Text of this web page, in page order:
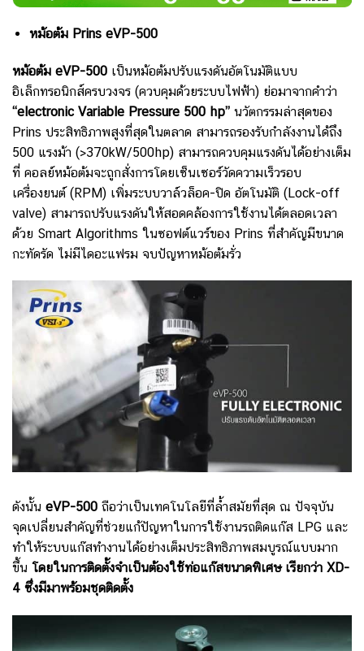
หม้อต้ม Prins eVP-500
หม้อต้ม eVP-500 เป็นหม้อต้มปรับแรงดันอัตโนมัติแบบ
อิเล็กทรอนิกส์ครบวงจร (ควบคุมด้วยระบบไฟฟ้า) ย่อมาจากคำว่า
“electronic Variable Pressure 500 hp” นวัตกรรมล่าสุดของ
Prins ประสิทธิภาพสูงที่สุดในตลาด สามารถรองรับกำลังงานได้ถึง
500 แรงม้า (>370kW/500hp) สามารถควบคุมแรงดันได้อย่างเต็ม
ที่ คอลย์หม้อต้มจะถูกสั่งการโดยเซ็นเซอร์วัดความเร็วรอบ
เครื่องยนต์ (RPM) เพิ่มระบบวาล์วล็อค-ปิด อัตโนมัติ (Lock-off
valve) สามารถปรับแรงดันให้สอดคล้องการใช้งานได้ตลอดเวลา
ด้วย Smart Algorithms ในซอฟต์แวร์ของ Prins ที่สำคัญมีขนาด
กะทัดรัด ไม่มีไดอะแฟรม จบปัญหาหม้อต้มรั่ว
ดังนั้น eVP-500 ถือว่าเป็นเทคโนโลยีที่ล้ำสมัยที่สุด ณ ปัจจุบัน
จุดเปลี่ยนสำคัญที่ช่วยแก้ปัญหาในการใช้งานรถติดแก๊ส LPG และ
ทำให้ระบบแก๊สทำงานได้อย่างเต็มประสิทธิภาพสมบูรณ์แบบมาก
ขึ้น โดยในการติดตั้งจำเป็นต้องใช้ท่อแก๊สขนาดพิเศษ เรียกว่า XD-
4 ซึ่งมีมาพร้อมชุดติดตั้ง